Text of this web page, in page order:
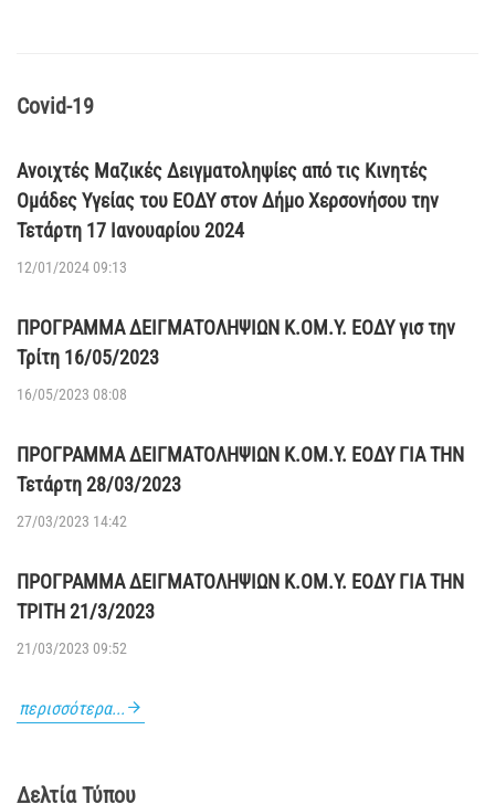
Covid-19
Ανοιχτές Μαζικές Δειγματοληψίες από τις Κινητές
Ομάδες Υγείας του ΕΟΔΥ στον Δήμο Χερσονήσου την
Τετάρτη 17 Ιανουαρίου 2024
12/01/2024 09:13
ΠΡΟΓΡΑΜΜΑ ΔΕΙΓΜΑΤΟΛΗΨΙΩΝ Κ.ΟΜ.Υ. ΕΟΔΥ γισ την
Τρίτη 16/05/2023
16/05/2023 08:08
ΠΡΟΓΡΑΜΜΑ ΔΕΙΓΜΑΤΟΛΗΨΙΩΝ Κ.ΟΜ.Υ. ΕΟΔΥ ΓΙΑ ΤΗΝ
Τετάρτη 28/03/2023
27/03/2023 14:42
ΠΡΟΓΡΑΜΜΑ ΔΕΙΓΜΑΤΟΛΗΨΙΩΝ Κ.ΟΜ.Υ. ΕΟΔΥ ΓΙΑ ΤΗΝ
ΤΡΙΤΗ 21/3/2023
21/03/2023 09:52
περισσότερα...
Δελτία Τύπου